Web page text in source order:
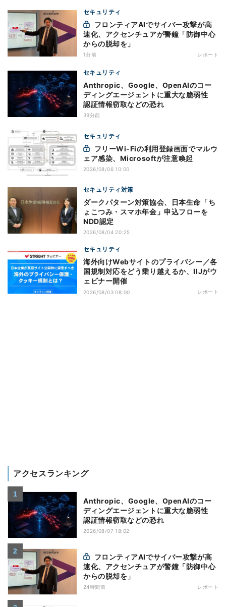
セキュリティ
速化、アクセンチュアが警鐘「防御中心
からの脱却を」
1分前 レポート
セキュリティ
Anthropic、Google、OpenAIのコー
ディングエージェントに重大な脆弱性
認証情報窃取などの恐れ
39分前
セキュリティ
ェア感染、Microsoftが注意喚起
2026/08/06 10:00
セキュリティ対策
ダークパターン対策協会、日本生命「ち
ょこつみ・スマホ年金」申込フローを
NDD認定
2026/08/04 20:25
セキュリティ
海外向けWebサイトのプライバシー／各
国規制対応をどう乗り越えるか、IIJがウ
ェビナー開催
2026/08/03 08:00 レポート
アクセスランキング
Anthropic、Google、OpenAIのコー
ディングエージェントに重大な脆弱性
認証情報窃取などの恐れ
2026/08/07 18:02
速化、アクセンチュアが警鐘「防御中心
からの脱却を」
24時間前 レポート